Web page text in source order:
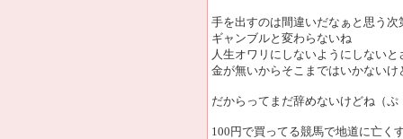
手を出すのは間違いだなぁと思う次
ギャンブルと変わらないね
人生オワリにしないようにしないと
金が無いからそこまではいかないけ
だからってまだ辞めないけどね（ぷ
100円で買ってる競馬で地道に亡く